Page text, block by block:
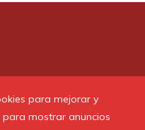
para mejorar y
mostrar anuncios